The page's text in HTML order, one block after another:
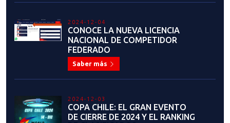
Saber más
2024-10-22
REGIÓN DE ÑUBLE FUE EL PUNTO
DE ENCUENTRO DE ACTIVIDADES
DEL DEPARTAMENTO DE
ÁRBITROS